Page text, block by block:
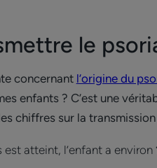
le
concernant l’origine du
enfants ? C’est une
chiffres sur la
est atteint, l’enfant a environ